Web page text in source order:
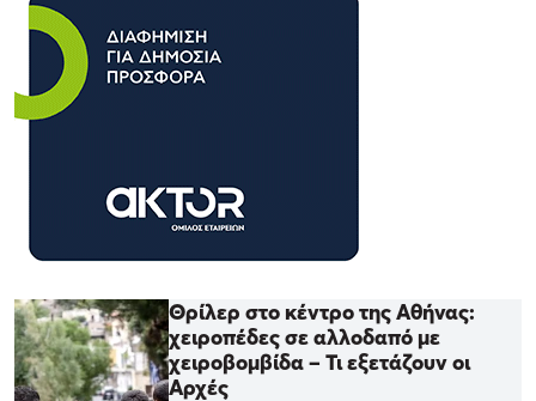
Θρίλερ στο κέντρο της Αθήνας:
χειροπέδες σε αλλοδαπό με
χειροβομβίδα – Τι εξετάζουν οι
Αρχές